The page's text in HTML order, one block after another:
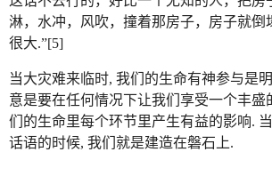
淋，水冲，风吹，撞着那房子，房子就倒
很大.”[5]
当大灾难来临时, 我们的生命有神参与是
意是要在任何情况下让我们享受一个丰盛
们的生命里每个环节里产生有益的影响.
话语的时候, 我们就是建造在磐石上.